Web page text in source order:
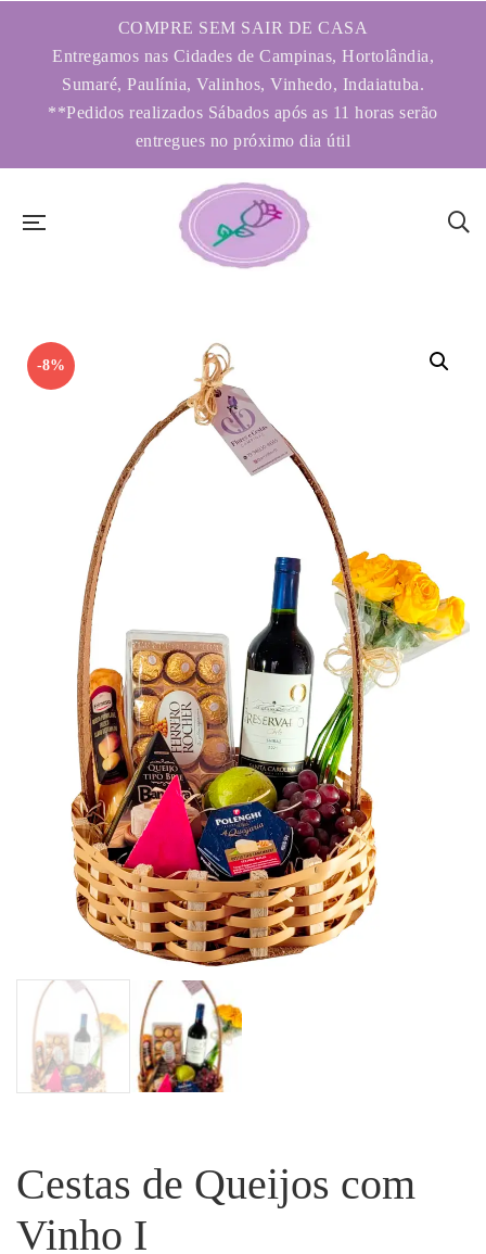
COMPRE SEM SAIR DE CASA
Entregamos nas Cidades de Campinas, Hortolândia,
Sumaré, Paulínia, Valinhos, Vinhedo, Indaiatuba.
**Pedidos realizados Sábados após as 11 horas serão
entregues no próximo dia útil
-8%
Cestas de Queijos com
Vinho I